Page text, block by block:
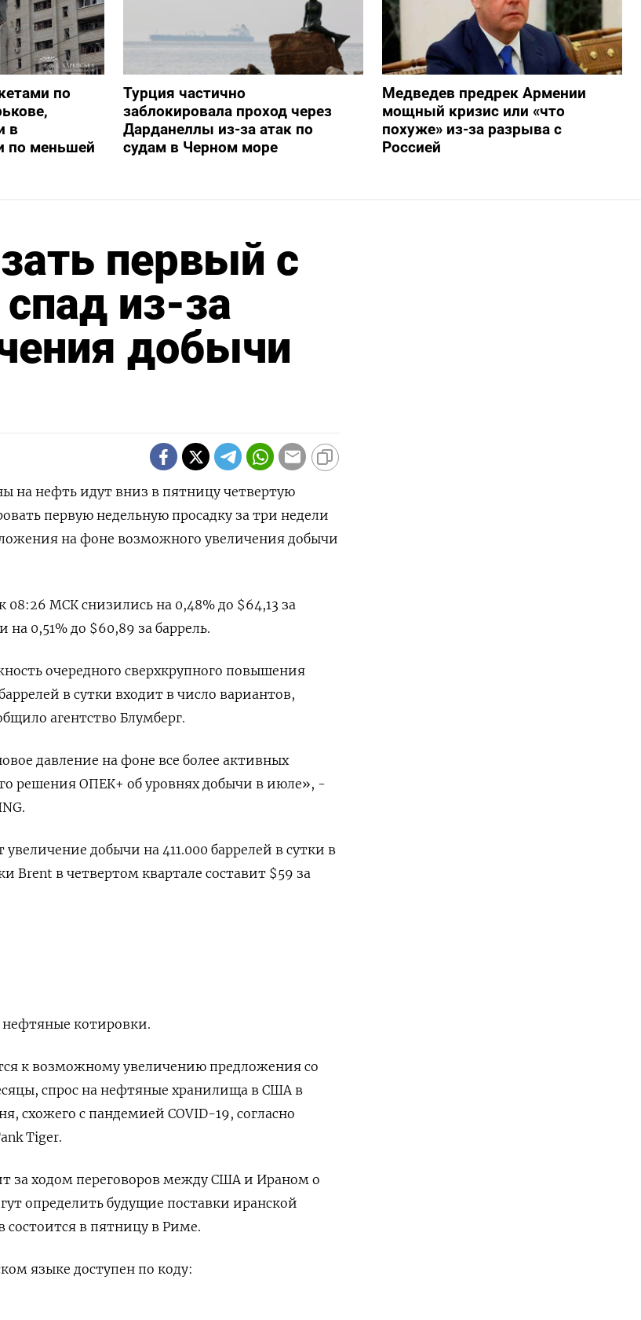
по
в
по меньшей
Турция частично
заблокировала проход через
Дарданеллы из-за атак по
судам в Черном море
Медведев предрек Армении
мощный кризис или «что
похуже» из-за разрыва с
Россией
первый с
из-за
добычи
на нефть идут вниз в пятницу четвертую
первую недельную просадку за три недели
на фоне возможного увеличения добычи
МСК снизились на 0,48% до $64,13 за
0,51% до $60,89 за баррель.
очередного сверхкрупного повышения
в сутки входит в число вариантов,
агентство Блумберг.
давление на фоне все более активных
решения ОПЕК+ об уровнях добычи в июле», -
добычи на 411.000 баррелей в сутки в
Brent в четвертом квартале составит $59 за
котировки.
к возможному увеличению предложения со
спрос на нефтяные хранилища в США в
схожего с пандемией COVID-19, согласно
Tiger.
за ходом переговоров между США и Ираном о
определить будущие поставки иранской
в пятницу в Риме.
языке доступен по коду: